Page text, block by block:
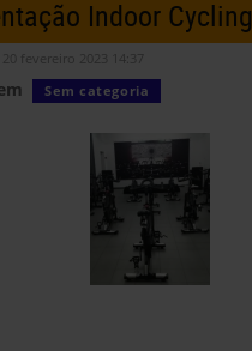
Indoor Cycling
fevereiro 2023 14:37
Sem categoria